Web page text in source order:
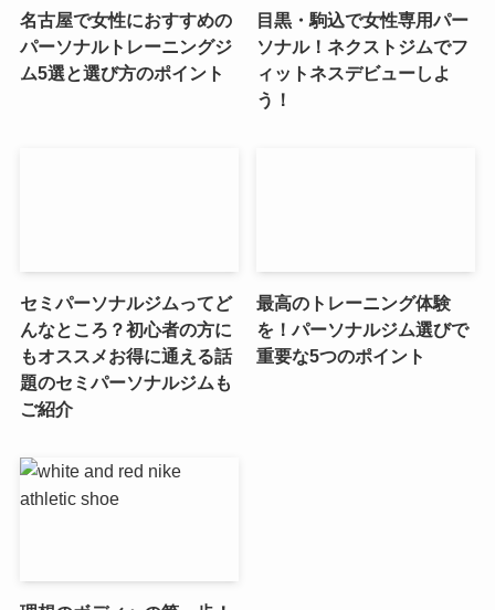
名古屋で女性におすすめの
パーソナルトレーニングジ
ム5選と選び方のポイント
目黒・駒込で女性専用パー
ソナル！ネクストジムでフ
ィットネスデビューしよ
う！
セミパーソナルジムってど
んなところ？初心者の方に
もオススメお得に通える話
題のセミパーソナルジムも
ご紹介
最高のトレーニング体験
を！パーソナルジム選びで
重要な5つのポイント